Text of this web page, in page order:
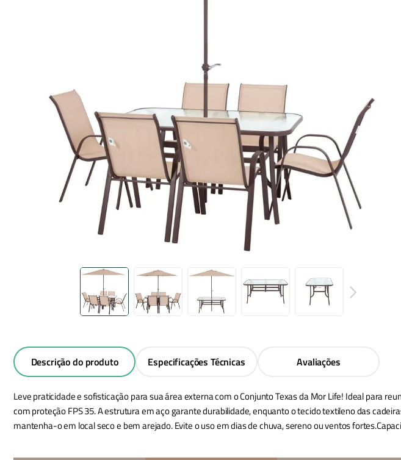
Descrição do produto Especificações Técnicas Avaliações
Leve praticidade e sofisticação para sua área externa com o Conjunto Texas da Mor Life! Ideal para
com proteção FPS 35. A estrutura em aço garante durabilidade, enquanto o tecido textileno das
mantenha-o em local seco e bem arejado. Evite o uso em dias de chuva, sereno ou ventos
4 pessoas